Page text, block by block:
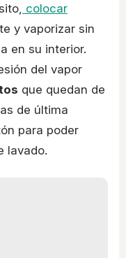
colocar
y vaporizar sin
en su interior.
del vapor
que quedan de
de última
para poder
lavado.